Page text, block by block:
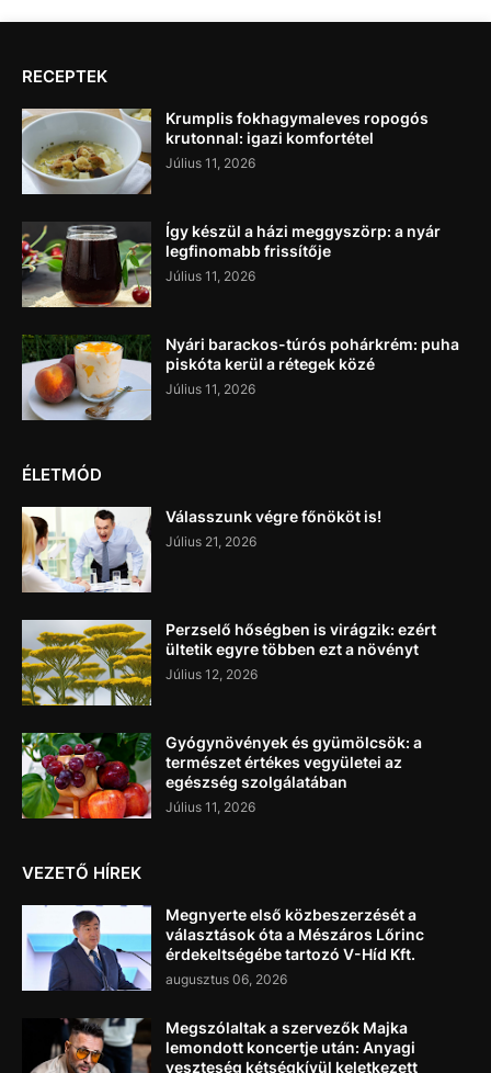
RECEPTEK
Krumplis fokhagymaleves ropogós
krutonnal: igazi komfortétel
Július 11, 2026
Így készül a házi meggyszörp: a nyár
legfinomabb frissítője
Július 11, 2026
Nyári barackos-túrós pohárkrém: puha
piskóta kerül a rétegek közé
Július 11, 2026
ÉLETMÓD
Válasszunk végre főnököt is!
Július 21, 2026
Perzselő hőségben is virágzik: ezért
ültetik egyre többen ezt a növényt
Július 12, 2026
Gyógynövények és gyümölcsök: a
természet értékes vegyületei az
egészség szolgálatában
Július 11, 2026
VEZETŐ HÍREK
Megnyerte első közbeszerzését a
választások óta a Mészáros Lőrinc
érdekeltségébe tartozó V-Híd Kft.
augusztus 06, 2026
Megszólaltak a szervezők Majka
lemondott koncertje után: Anyagi
veszteség kétségkívül keletkezett